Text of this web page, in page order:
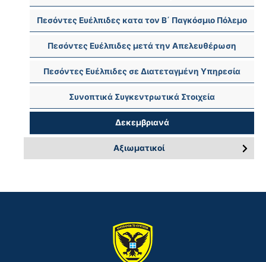
Πεσόντες Ευέλπιδες κατα τον Β΄ Παγκόσμιο Πόλεμο
Πεσόντες Ευέλπιδες μετά την Απελευθέρωση
Πεσόντες Ευέλπιδες σε Διατεταγμένη Υπηρεσία
Συνοπτικά Συγκεντρωτικά Στοιχεία
Δεκεμβριανά
Αξιωματικοί